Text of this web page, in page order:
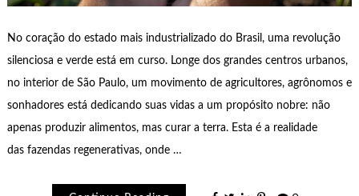
No coração do estado mais industrializado do Brasil, uma revolução
silenciosa e verde está em curso. Longe dos grandes centros urbanos,
no interior de São Paulo, um movimento de agricultores, agrônomos e
sonhadores está dedicando suas vidas a um propósito nobre: não
apenas produzir alimentos, mas curar a terra. Esta é a realidade
das fazendas regenerativas, onde …